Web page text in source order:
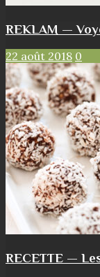
REKLAM —
22 août 2018 0
RECETTE —